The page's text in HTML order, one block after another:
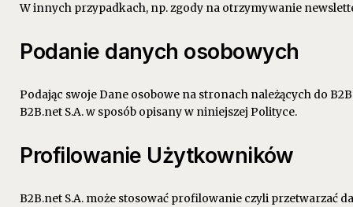
W innych przypadkach, np. zgody na otrzymywanie
Podanie danych osobowych
Podając swoje Dane osobowe na stronach należących do
B2B.net S.A. w sposób opisany w niniejszej Polityce.
Profilowanie Użytkowników
B2B.net S.A. może stosować profilowanie czyli przetwarzać